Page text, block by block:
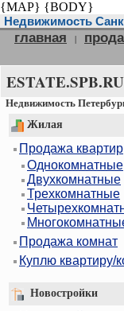
{MAP} {BODY}
Недвижимость
главная |
ESTATE.SPB.RU
Недвижимость
Жилая
Продажа квартир
Однокомнатные
Двухкомнатные
Трехкомнатные
Продажа комнат
Куплю квартиру/
Новостройки